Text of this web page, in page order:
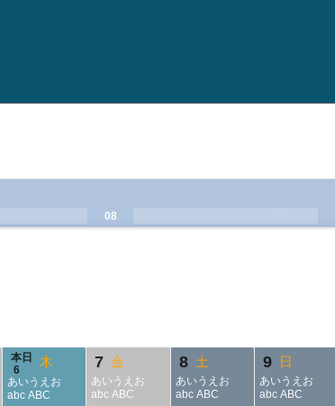
08
本日
6
木
あいうえお
abc ABC
7 金
あいうえお
abc ABC
8 土
あいうえお
abc ABC
9 日
あいうえお
abc ABC